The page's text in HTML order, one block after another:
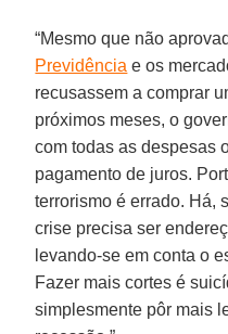
“Mesmo que não
Previdência e os
recusassem a comprar
próximos meses, o
com todas as despesas
pagamento de juros.
terrorismo é errado. Há,
crise precisa ser
levando-se em conta o
Fazer mais cortes é
simplesmente pôr mais